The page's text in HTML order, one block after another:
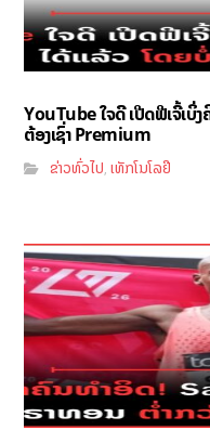
YouTube ໃຈດີ ເປີດຟີເຈີ້ເບິ່
ຕ້ອງເຊົ່າ Premium
ຂ່າວທົ່ວໄປ,ເທັກໂນໂລຢີ